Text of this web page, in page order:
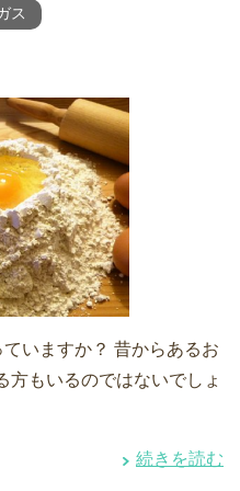
ス
ていますか？ 昔からあるお
方もいるのではないでしょ
続きを読む